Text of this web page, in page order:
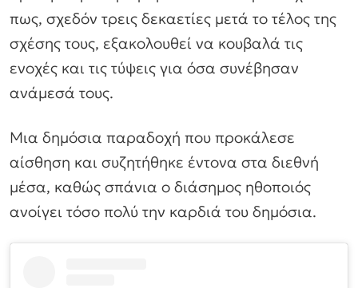
πως, σχεδόν τρεις δεκαετίες μετά το τέλος της
σχέσης τους, εξακολουθεί να κουβαλά τις
ενοχές και τις τύψεις για όσα συνέβησαν
ανάμεσά τους.
Μια δημόσια παραδοχή που προκάλεσε
αίσθηση και συζητήθηκε έντονα στα διεθνή
μέσα, καθώς σπάνια ο διάσημος ηθοποιός
ανοίγει τόσο πολύ την καρδιά του δημόσια.